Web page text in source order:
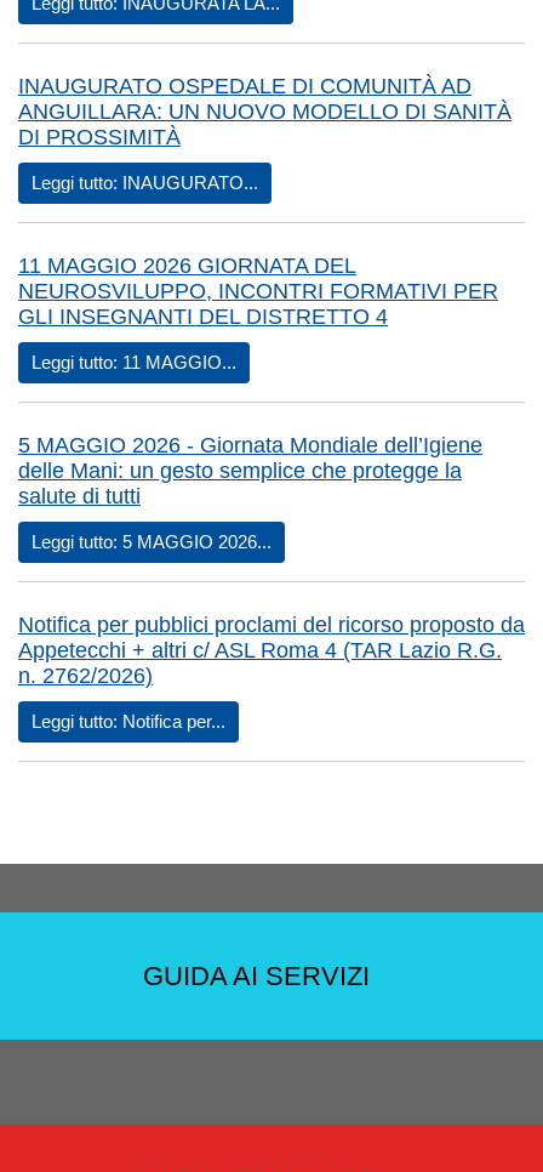
INAUGURATO OSPEDALE DI COMUNITÀ AD
ANGUILLARA: UN NUOVO MODELLO DI SANITÀ
DI PROSSIMITÀ
Leggi tutto: INAUGURATO...
11 MAGGIO 2026 GIORNATA DEL
NEUROSVILUPPO, INCONTRI FORMATIVI PER
GLI INSEGNANTI DEL DISTRETTO 4
Leggi tutto: 11 MAGGIO...
5 MAGGIO 2026 - Giornata Mondiale dell’Igiene
delle Mani: un gesto semplice che protegge la
salute di tutti
Leggi tutto: 5 MAGGIO 2026...
Notifica per pubblici proclami del ricorso proposto da
Appetecchi + altri c/ ASL Roma 4 (TAR Lazio R.G.
n. 2762/2026)
Leggi tutto: Notifica per...
GUIDA AI SERVIZI